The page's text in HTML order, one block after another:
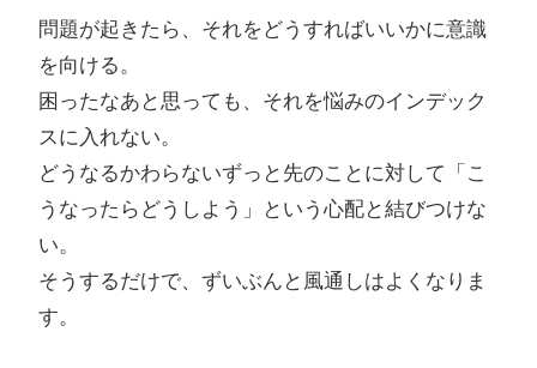
問題が起きたら、それをどうすればいいかに意識
を向ける。
困ったなあと思っても、それを悩みのインデック
スに入れない。
どうなるかわらないずっと先のことに対して「こ
うなったらどうしよう」という心配と結びつけな
い。
そうするだけで、ずいぶんと風通しはよくなりま
す。